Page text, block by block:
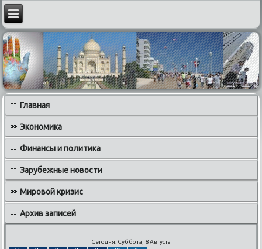
Главная
Экономика
Финансы и политика
Зарубежные новости
Мировой кризис
Архив записей
Сегодня: Суббота, 8 Августа